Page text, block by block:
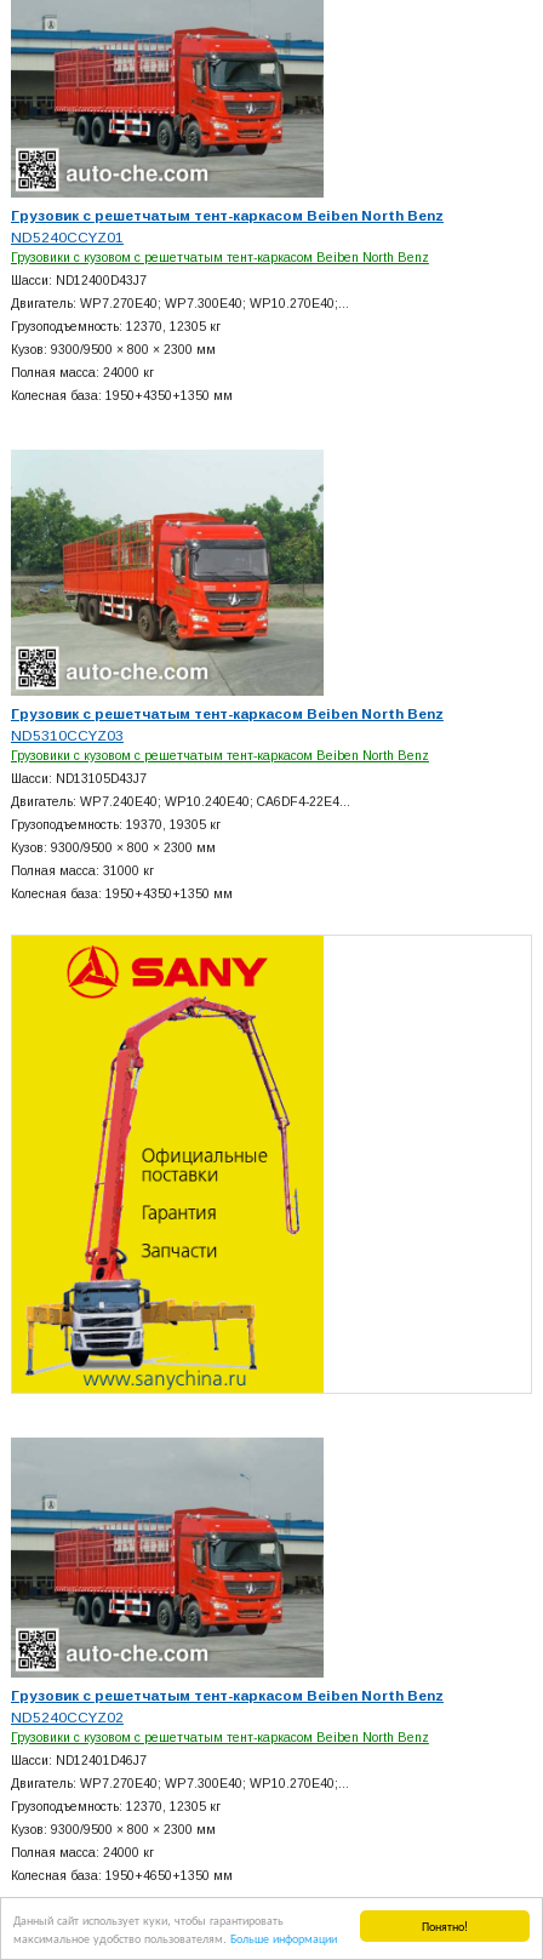
Понятно!
Данный сайт использует куки, чтобы гарантировать
максимальное удобство пользователям. Больше информации
Грузовик с решетчатым тент-каркасом Beiben North Benz
ND5240CCYZ01
Грузовики с кузовом с решетчатым тент-каркасом Beiben North Benz
Шасси: ND12400D43J7
Двигатель: WP7.270E40; WP7.300E40; WP10.270E40;…
Грузоподъемность: 12370, 12305 кг
Кузов: 9300/9500 × 800 × 2300 мм
Полная масса: 24000 кг
Колесная база: 1950+4350+1350 мм
Грузовик с решетчатым тент-каркасом Beiben North Benz
ND5310CCYZ03
Грузовики с кузовом с решетчатым тент-каркасом Beiben North Benz
Шасси: ND13105D43J7
Двигатель: WP7.240E40; WP10.240E40; CA6DF4-22E4…
Грузоподъемность: 19370, 19305 кг
Кузов: 9300/9500 × 800 × 2300 мм
Полная масса: 31000 кг
Колесная база: 1950+4350+1350 мм
Грузовик с решетчатым тент-каркасом Beiben North Benz
ND5240CCYZ02
Грузовики с кузовом с решетчатым тент-каркасом Beiben North Benz
Шасси: ND12401D46J7
Двигатель: WP7.270E40; WP7.300E40; WP10.270E40;…
Грузоподъемность: 12370, 12305 кг
Кузов: 9300/9500 × 800 × 2300 мм
Полная масса: 24000 кг
Колесная база: 1950+4650+1350 мм